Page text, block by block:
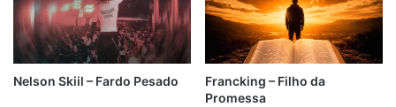
Nelson Skiil – Fardo Pesado
Francking – Filho da
Promessa